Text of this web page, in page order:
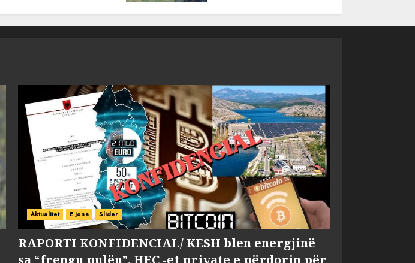
Aktualitet E jona Slider
RAPORTI KONFIDENCIAL/ KESH blen energjinë
sa “frengu pulën”, HEC -et private e përdorin për